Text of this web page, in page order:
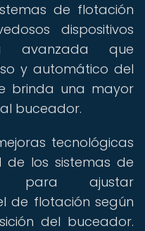
de flotación
dispositivos
avanzada que
y automático del
brinda una mayor
buceador.
tecnológicas
los sistemas de
para ajustar
de flotación según
del buceador.